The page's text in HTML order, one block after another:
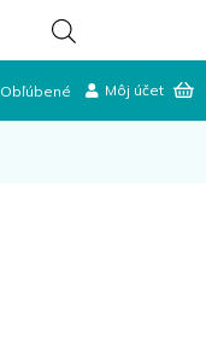
Obľúbené Môj účet